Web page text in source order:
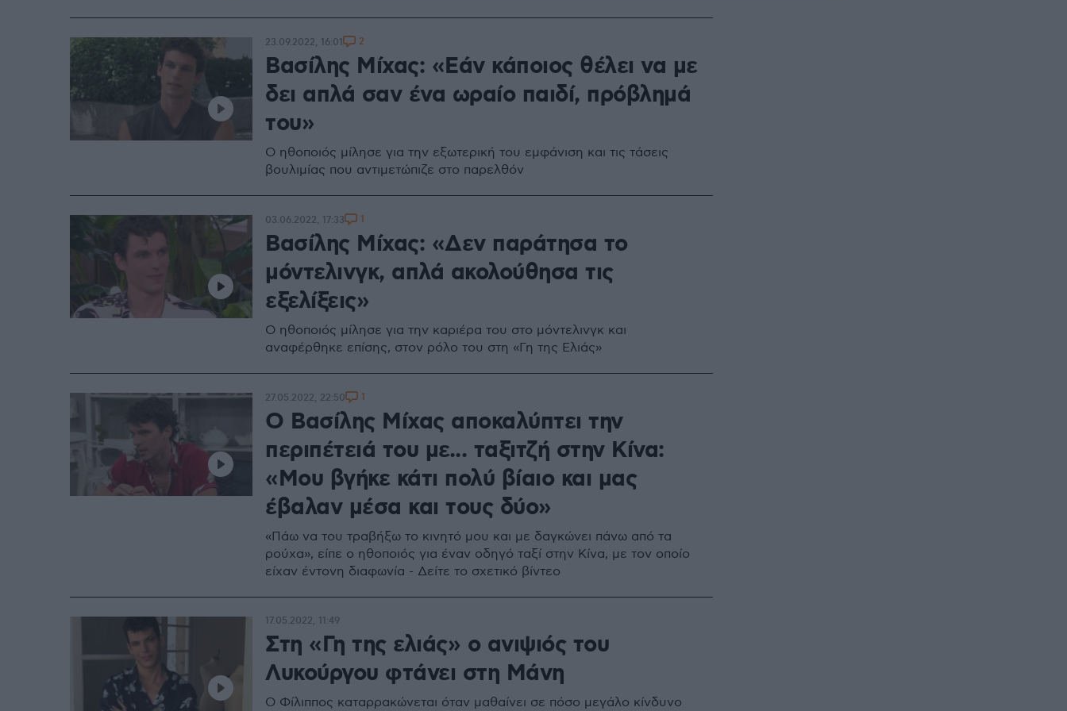
Βασίλης Μίχας: «Εάν κάποιος θέλει να με
δει απλά σαν ένα ωραίο παιδί, πρόβλημά
του»
Ο ηθοποιός μίλησε για την εξωτερική του εμφάνιση και τις τάσεις
βουλιμίας που αντιμετώπιζε στο παρελθόν
23.09.2022, 16:01 2
Βασίλης Μίχας: «Δεν παράτησα το
μόντελινγκ, απλά ακολούθησα τις
εξελίξεις»
Ο ηθοποιός μίλησε για την καριέρα του στο μόντελινγκ και
αναφέρθηκε επίσης, στον ρόλο του στη «Γη της Ελιάς»
03.06.2022, 17:33 1
Ο Βασίλης Μίχας αποκαλύπτει την
περιπέτειά του με... ταξιτζή στην Κίνα:
«Mου βγήκε κάτι πολύ βίαιο και μας
έβαλαν μέσα και τους δύο»
«Πάω να του τραβήξω το κινητό μου και με δαγκώνει πάνω από τα
ρούχα», είπε ο ηθοποιός για έναν οδηγό ταξί στην Κίνα, με τον οποίο
είχαν έντονη διαφωνία - Δείτε το σχετικό βίντεο
27.05.2022, 22:50 1
Στη «Γη της ελιάς» ο ανιψιός του
Λυκούργου φτάνει στη Μάνη
Ο Φίλιππος καταρρακώνεται όταν μαθαίνει σε πόσο μεγάλο κίνδυνο
17.05.2022, 11:49